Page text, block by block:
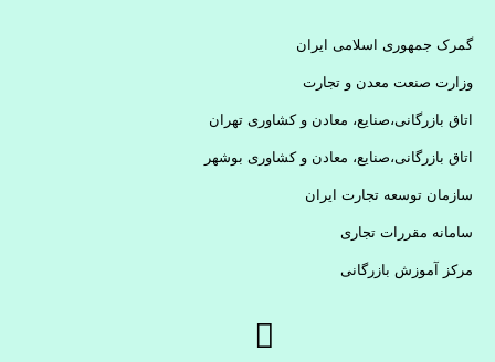
گمرک جمهوری اسلامی ایران
وزارت صنعت معدن و تجارت
اتاق بازرگانی،صنایع، معادن و کشاوری تهران
اتاق بازرگانی،صنایع، معادن و کشاوری بوشهر
سازمان توسعه تجارت ایران
سامانه مقررات تجاری
مرکز آموزش بازرگانی